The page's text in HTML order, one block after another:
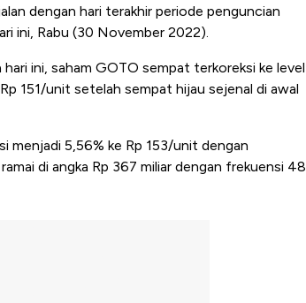
dengan hari terakhir periode penguncian
ini, Rabu (30 November 2022).
ini, saham GOTO sempat terkoreksi ke level
151/unit setelah sempat hijau sejenal di awal
menjadi 5,56% ke Rp 153/unit dengan
di angka Rp 367 miliar dengan frekuensi 48